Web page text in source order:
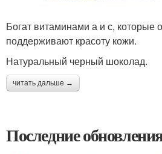
Богат витаминами а и с, которые
поддерживают красоту кожи.
Натуральный черный шоколад.
читать дальше →
Последние